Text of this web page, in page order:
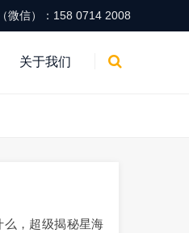
微信）：158 0714 2008
关于我们
么，超级揭秘星海